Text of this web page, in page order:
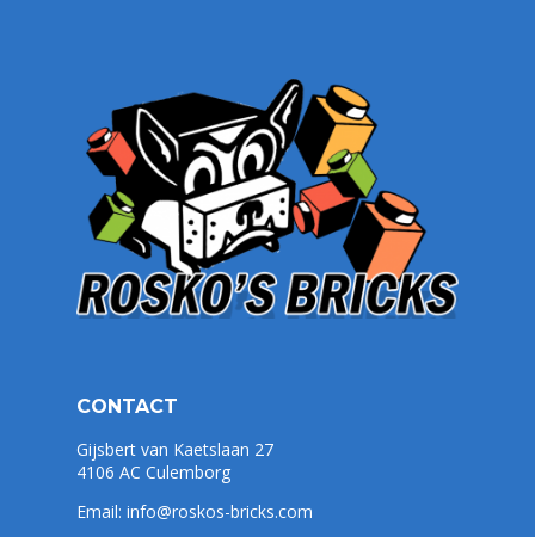
CONTACT
Gijsbert van Kaetslaan 27
4106 AC Culemborg
Email: info@roskos-bricks.com